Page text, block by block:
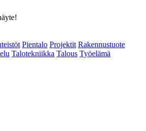
Pientalo Projektit Rakennustuote
Talotekniikka Talous Työelämä